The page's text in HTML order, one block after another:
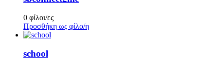
0 φίλοι/ες
Προσθήκη ως φίλο/η
school